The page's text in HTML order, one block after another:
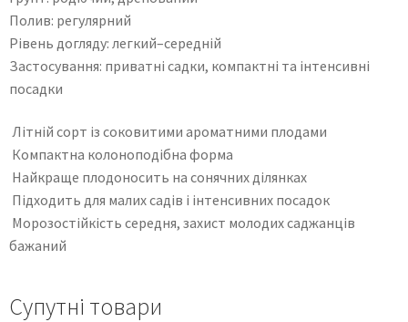
Полив: регулярний
Рівень догляду: легкий–середній
Застосування: приватні садки, компактні та інтенсивні
посадки
Літній сорт із соковитими ароматними плодами
Компактна колоноподібна форма
Найкраще плодоносить на сонячних ділянках
Підходить для малих садів і інтенсивних посадок
Морозостійкість середня, захист молодих саджанців
бажаний
Супутні товари